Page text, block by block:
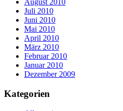
August 2010
Juli 2010
Juni 2010
Mai 2010
April 2010
März 2010
Februar 2010
Januar 2010
Dezember 2009
Kategorien